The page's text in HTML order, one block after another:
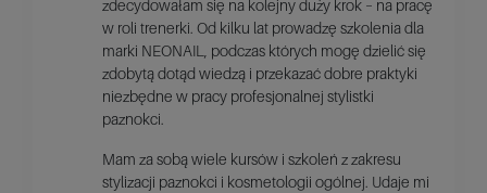
zdecydowałam się na kolejny duży krok – na pracę
w roli trenerki. Od kilku lat prowadzę szkolenia dla
marki NEONAIL, podczas których mogę dzielić się
zdobytą dotąd wiedzą i przekazać dobre praktyki
niezbędne w pracy profesjonalnej stylistki
paznokci.
Mam za sobą wiele kursów i szkoleń z zakresu
stylizacji paznokci i kosmetologii ogólnej. Udaje mi